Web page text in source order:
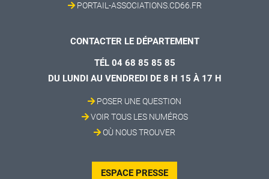
PORTAIL-ASSOCIATIONS.CD66.FR
CONTACTER LE DÉPARTEMENT
TÉL 04 68 85 85 85
DU LUNDI AU VENDREDI DE 8 H 15 À 17 H
POSER UNE QUESTION
VOIR TOUS LES NUMÉROS
OÙ NOUS TROUVER
ESPACE PRESSE